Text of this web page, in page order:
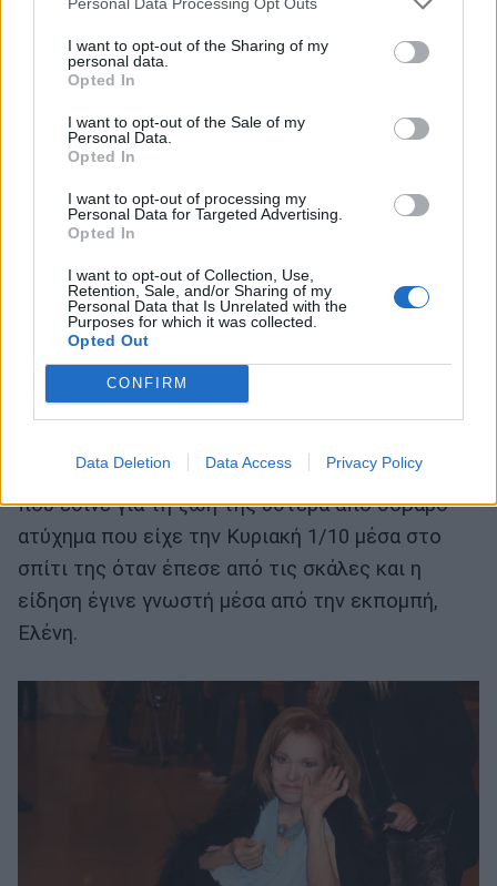
I want to opt-out of the Sharing of my
personal data.
Opted In
I want to opt-out of the Sale of my
Personal Data.
Opted In
I want to opt-out of processing my
Personal Data for Targeted Advertising.
Opted In
I want to opt-out of Collection, Use,
Retention, Sale, and/or Sharing of my
Personal Data that Is Unrelated with the
Purposes for which it was collected.
Opted Out
CONFIRM
Data Deletion Data Access Privacy Policy
Photo 4/4
Τα λόγια στο ποστ
έφυγε από τη ζωή μετά από ολιγοήμερη μάχη
που έδινε για τη ζωή της ύστερα από σοβαρό
ατύχημα που είχε την Κυριακή 1/10 μέσα στο
σπίτι της όταν έπεσε από τις σκάλες και η
είδηση έγινε γνωστή μέσα από την εκπομπή,
Ελένη.